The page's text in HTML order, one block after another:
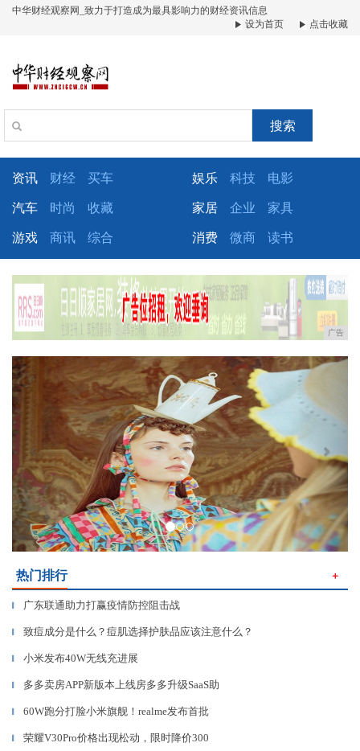
中华财经观察网_致力于打造成为最具影响力的财经资讯信息
设为首页
点击收藏
搜索
资讯 财经 买车 娱乐 科技 电影
汽车 时尚 收藏 家居 企业 家具
游戏 商讯 综合 消费 微商 读书
广告
Next
热门排行 ＋
▎ 广东联通助力打赢疫情防控阻击战
▎ 致痘成分是什么？痘肌选择护肤品应该注意什么？
▎ 小米发布40W无线充进展
▎ 多多卖房APP新版本上线房多多升级SaaS助
▎ 60W跑分打脸小米旗舰！realme发布首批
▎ 荣耀V30Pro价格出现松动，限时降价300